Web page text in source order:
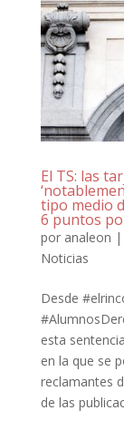
El TS: las
tipo medio
6 puntos
por analeon |
Noticias
Desde
esta
en la que se
reclamantes
de las